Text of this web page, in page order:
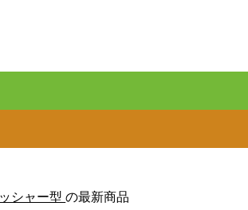
シャー型の最新商品